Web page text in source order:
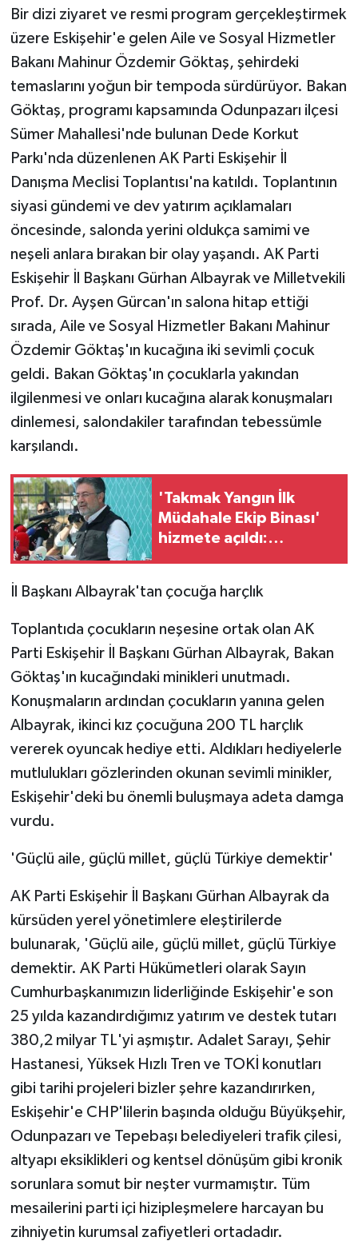
Bir dizi ziyaret ve resmi program gerçekleştirmek
üzere Eskişehir'e gelen Aile ve Sosyal Hizmetler
Bakanı Mahinur Özdemir Göktaş, şehirdeki
temaslarını yoğun bir tempoda sürdürüyor. Bakan
Göktaş, programı kapsamında Odunpazarı ilçesi
Sümer Mahallesi'nde bulunan Dede Korkut
Parkı'nda düzenlenen AK Parti Eskişehir İl
Danışma Meclisi Toplantısı'na katıldı. Toplantının
siyasi gündemi ve dev yatırım açıklamaları
öncesinde, salonda yerini oldukça samimi ve
neşeli anlara bırakan bir olay yaşandı. AK Parti
Eskişehir İl Başkanı Gürhan Albayrak ve Milletvekili
Prof. Dr. Ayşen Gürcan'ın salona hitap ettiği
sırada, Aile ve Sosyal Hizmetler Bakanı Mahinur
Özdemir Göktaş'ın kucağına iki sevimli çocuk
geldi. Bakan Göktaş'ın çocuklarla yakından
ilgilenmesi ve onları kucağına alarak konuşmaları
dinlemesi, salondakiler tarafından tebessümle
karşılandı.
'Takmak Yangın İlk
Müdahale Ekip Binası'
hizmete açıldı:
İl Başkanı Albayrak'tan çocuğa harçlık
Toplantıda çocukların neşesine ortak olan AK
Parti Eskişehir İl Başkanı Gürhan Albayrak, Bakan
Göktaş'ın kucağındaki minikleri unutmadı.
Konuşmaların ardından çocukların yanına gelen
Albayrak, ikinci kız çocuğuna 200 TL harçlık
vererek oyuncak hediye etti. Aldıkları hediyelerle
mutlulukları gözlerinden okunan sevimli minikler,
Eskişehir'deki bu önemli buluşmaya adeta damga
vurdu.
'Güçlü aile, güçlü millet, güçlü Türkiye demektir'
AK Parti Eskişehir İl Başkanı Gürhan Albayrak da
kürsüden yerel yönetimlere eleştirilerde
bulunarak, 'Güçlü aile, güçlü millet, güçlü Türkiye
demektir. AK Parti Hükümetleri olarak Sayın
Cumhurbaşkanımızın liderliğinde Eskişehir'e son
25 yılda kazandırdığımız yatırım ve destek tutarı
380,2 milyar TL'yi aşmıştır. Adalet Sarayı, Şehir
Hastanesi, Yüksek Hızlı Tren ve TOKİ konutları
gibi tarihi projeleri bizler şehre kazandırırken,
Eskişehir'e CHP'lilerin başında olduğu Büyükşehir,
Odunpazarı ve Tepebaşı belediyeleri trafik çilesi,
altyapı eksiklikleri og kentsel dönüşüm gibi kronik
sorunlara somut bir neşter vurmamıştır. Tüm
mesailerini parti içi hizipleşmelere harcayan bu
zihniyetin kurumsal zafiyetleri ortadadır.